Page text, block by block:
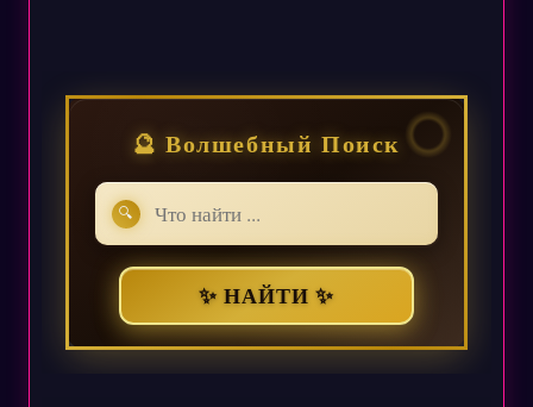
🔮 Волшебный Поиск
🔍
✨ НАЙТИ ✨